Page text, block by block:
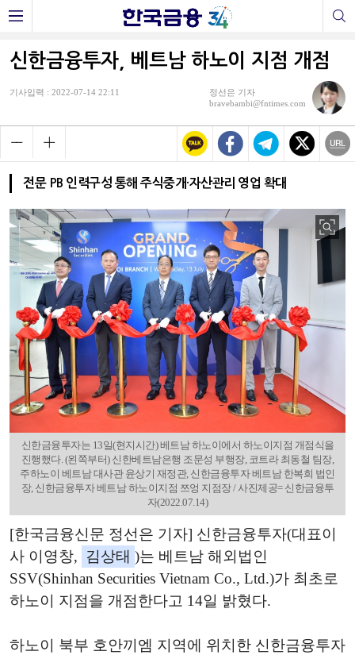
신한금융투자, 베트남 하노이 지점 개점
기사입력 : 2022-07-14 22:11
정선은 기자
bravebambi@fntimes.com
전문 PB 인력구성 통해 주식중개·자산관리 영업 확대
신한금융투자는 13일(현지시간) 베트남 하노이에서 하노이지점 개점식을
진행했다. (왼쪽부터) 신한베트남은행 조문성 부행장, 코트라 최동철 팀장,
주하노이 베트남 대사관 윤상기 재정관, 신한금융투자 베트남 한복희 법인
장, 신한금융투자 베트남 하노이지점 쯔엉 지점장 / 사진제공= 신한금융투
자(2022.07.14)
[한국금융신문 정선은 기자] 신한금융투자(대표이
사 이영창,
김상태 )는 베트남 해외법인
SSV(Shinhan Securities Vietnam Co., Ltd.)가 최초로
하노이 지점을 개점한다고 14일 밝혔다.
하노이 북부 호안끼엠 지역에 위치한 신한금융투자